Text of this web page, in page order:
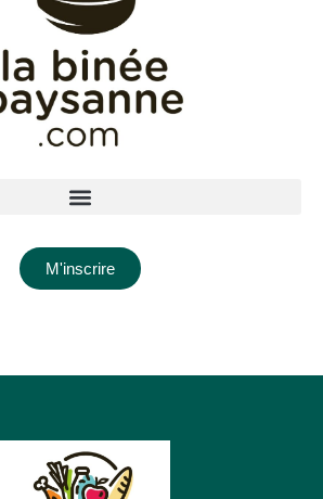
M'inscrire